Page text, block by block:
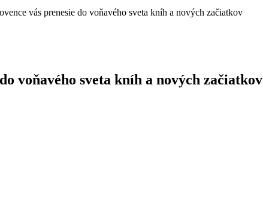
vás prenesie do voňavého sveta kníh a nových začiatkov
voňavého sveta kníh a nových začiatkov